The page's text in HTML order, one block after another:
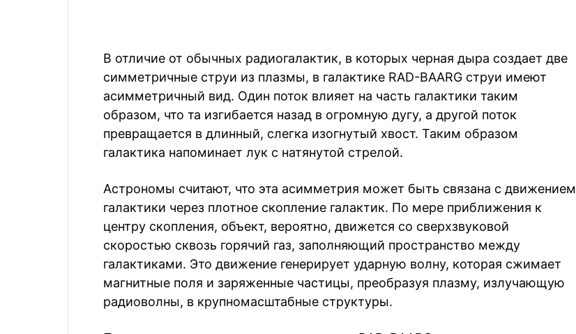
В отличие от обычных радиогалактик, в которых черная дыра создает две
симметричные струи из плазмы, в галактике RAD-BAARG струи имеют
асимметричный вид. Один поток влияет на часть галактики таким
образом, что та изгибается назад в огромную дугу, а другой поток
превращается в длинный, слегка изогнутый хвост. Таким образом
галактика напоминает лук с натянутой стрелой.
Астрономы считают, что эта асимметрия может быть связана с движением
галактики через плотное скопление галактик. По мере приближения к
центру скопления, объект, вероятно, движется со сверхзвуковой
скоростью сквозь горячий газ, заполняющий пространство между
галактиками. Это движение генерирует ударную волну, которая сжимает
магнитные поля и заряженные частицы, преобразуя плазму, излучающую
радиоволны, в крупномасштабные структуры.